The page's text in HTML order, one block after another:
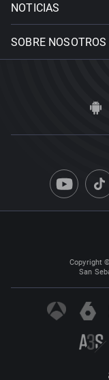
NOTICIAS
SOBRE NOSOTROS
Copyright
San